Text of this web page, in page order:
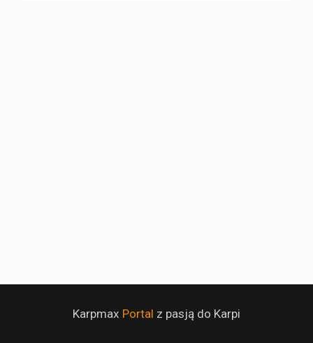
Karpmax Portal z pasją do Karpi